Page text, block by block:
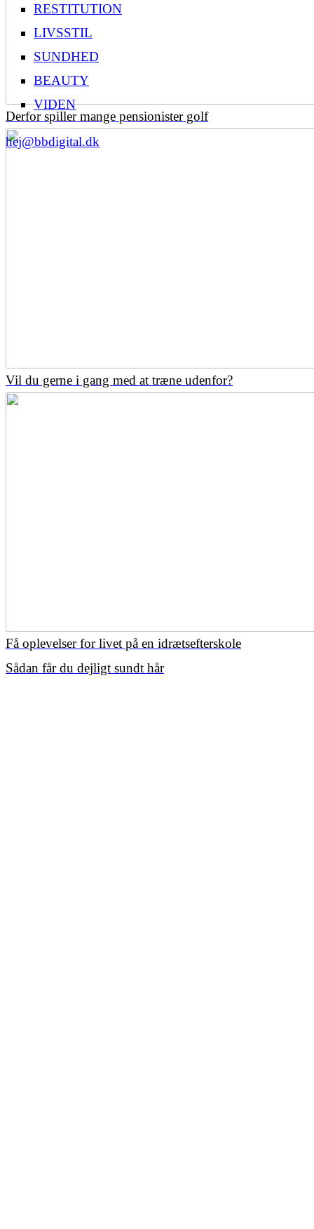
Derfor spiller mange pensionister golf
Vil du gerne i gang med at træne udenfor?
Få oplevelser for livet på en idrætsefterskole
Sådan får du dejligt sundt hår
RESTITUTION
LIVSSTIL
SUNDHED
BEAUTY
VIDEN
hej@bbdigital.dk